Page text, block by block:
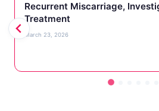
Recurrent Miscarriage,
Treatment
March 23, 2026